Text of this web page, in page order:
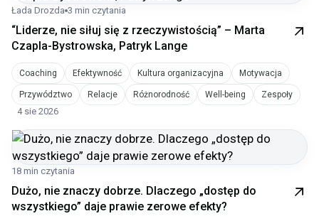
Łada Drozda 3 min czytania
“Liderze, nie siłuj się z rzeczywistością” – Marta
Czapla-Bystrowska, Patryk Lange
Coaching Efektywność Kultura organizacyjna Motywacja
Przywództwo Relacje Różnorodność Well-being Zespoły
4 sie 2026
18 min czytania
Dużo, nie znaczy dobrze. Dlaczego „dostęp do
wszystkiego” daje prawie zerowe efekty?